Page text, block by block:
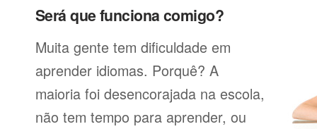
Será que funciona comigo?
Muita gente tem dificuldade em
aprender idiomas. Porquê? A
maioria foi desencorajada na escola,
não tem tempo para aprender, ou